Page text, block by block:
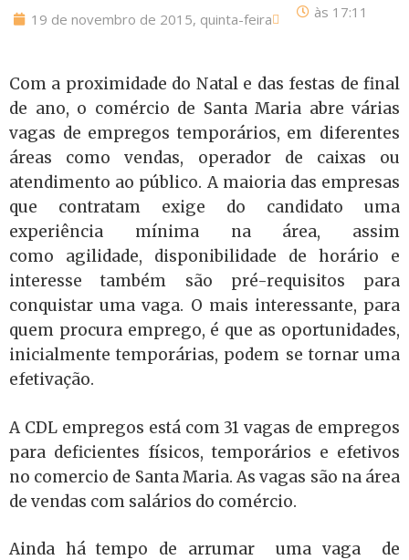
19 de novembro de 2015, quinta-feira às 17:11
Com a proximidade do Natal e das festas de final
de ano, o comércio de Santa Maria abre várias
vagas de empregos temporários, em diferentes
áreas como vendas, operador de caixas ou
atendimento ao público. A maioria das empresas
que contratam exige do candidato uma
experiência mínima na área, assim
como agilidade, disponibilidade de horário e
interesse também são pré-requisitos para
conquistar uma vaga. O mais interessante, para
quem procura emprego, é que as oportunidades,
inicialmente temporárias, podem se tornar uma
efetivação.
A CDL empregos está com 31 vagas de empregos
para deficientes físicos, temporários e efetivos
no comercio de Santa Maria. As vagas são na área
de vendas com salários do comércio.
Ainda há tempo de arrumar uma vaga de